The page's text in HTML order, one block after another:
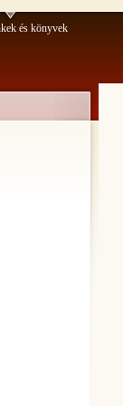
és könyvek